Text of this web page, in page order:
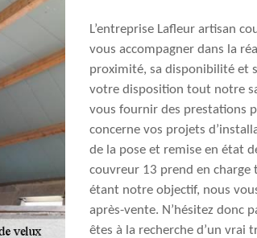
L’entreprise Lafleur artisan
vous accompagner dans la
proximité, sa disponibilité et
votre disposition tout notre
vous fournir des prestations
concerne vos projets
de la pose et remise en état
couvreur 13 prend en charge
étant notre objectif, nous
après-vente. N’hésitez donc
êtes à la recherche d’un vrai